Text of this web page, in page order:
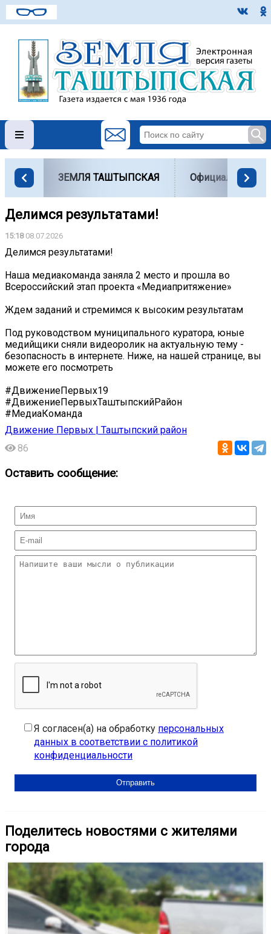
ЗЕМЛЯ ТАШТЫПСКАЯ Официально
Делимся результатами!
15:1808.07.2026
Делимся результатами!
Наша медиакоманда заняла 2 место и прошла во
Всероссийский этап проекта «Медиапритяжение»
Ждем заданий и стремимся к высоким результатам
Под руководством муниципального куратора, юные
медийщики сняли видеоролик на актуальную тему -
безопасность в интернете. Ниже, на нашей странице, вы
можете его посмотреть
#ДвижениеПервых19
#ДвижениеПервыхТаштыпскийРайон
#МедиаКоманда
Движение Первых | Таштыпский район
86
Оставить сообщение:
Я согласен(а) на обработку персональных
данных в соответствии с политикой
конфиденциальности
Поделитесь новостями с жителями
города